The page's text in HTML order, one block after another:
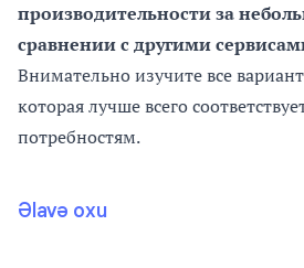
производительности за
сравнении с другими
Внимательно изучите все
которая лучше всего
потребностям.
Əlavə oxu